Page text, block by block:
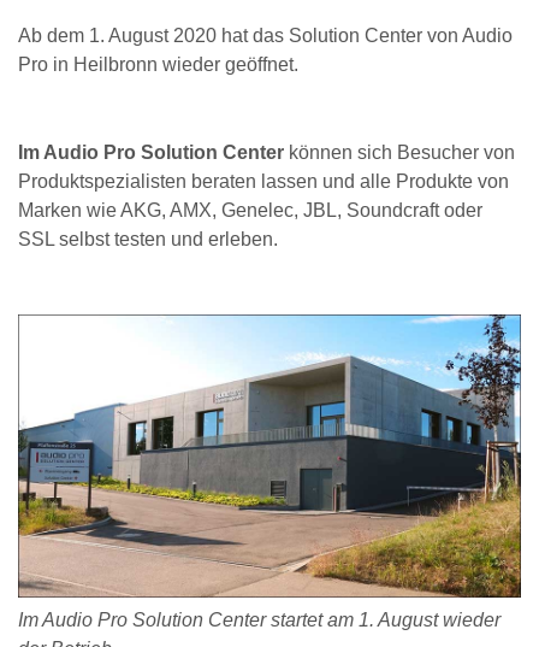
Ab dem 1. August 2020 hat das Solution Center von Audio
Pro in Heilbronn wieder geöffnet.
Im Audio Pro Solution Center können sich Besucher von
Produktspezialisten beraten lassen und alle Produkte von
Marken wie AKG, AMX, Genelec, JBL, Soundcraft oder
SSL selbst testen und erleben.
Im Audio Pro Solution Center startet am 1. August wieder